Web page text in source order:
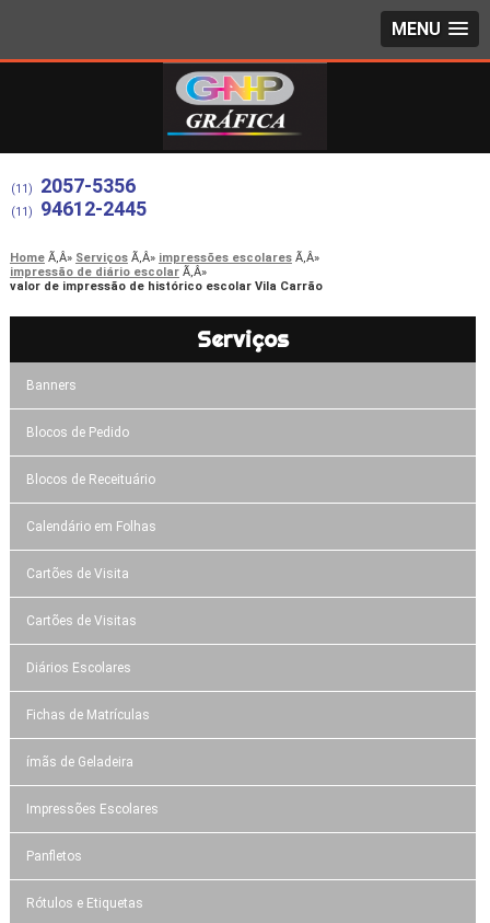
MENU
(11) 2057-5356
(11) 94612-2445
Home Serviços
impressões escolares
impressão de diário escolar
valor de impressão de histórico escolar Vila Carrão
Serviços
Banners
Blocos de Pedido
Blocos de Receituário
Calendário em Folhas
Cartões de Visita
Cartões de Visitas
Diários Escolares
Fichas de Matrículas
ímãs de Geladeira
Impressões Escolares
Panfletos
Rótulos e Etiquetas